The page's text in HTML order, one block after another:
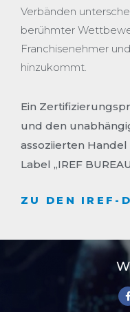
Verbänden
berühmter
Franchisenehmer
hinzukommt.
Ein
und den
assoziierten
Label „IREF
ZU DEN IREF-